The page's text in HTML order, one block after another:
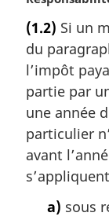
t
e
m
a
r
g
i
n
a
(1.2) Si un
du
l’impôt
partie par
une année
particulier
avant
a) sous